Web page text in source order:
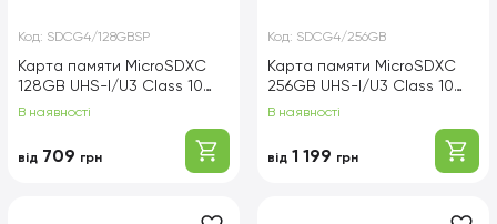
Код: SDCG4/128GBSP
Карта памяти MicroSDXC
128GB UHS-I/U3 Class 10
Kingston Canvas Go! Plus
В наявності
від 709 грн
Код: SDCG4/256GB
Карта памяти MicroSDXC
256GB UHS-I/U3 Class 10
Kingston Canvas Go! Plus
адаптер (SDCG4/256GB)
В наявності
від 1 199 грн